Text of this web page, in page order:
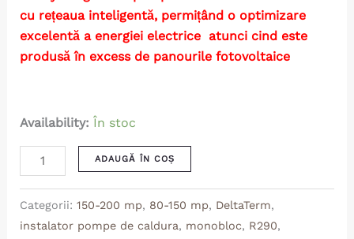
cu rețeaua inteligentă, permițând o optimizare
excelentă a energiei electrice atunci cind este
produsă în excess de panourile fotovoltaice
Availability: În stoc
ADAUGĂ ÎN COȘ
Categorii: 150-200 mp, 80-150 mp, DeltaTerm,
instalator pompe de caldura, monobloc, R290,